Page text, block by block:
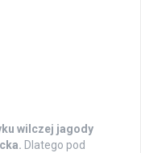
wilczej jagody
Dlatego pod